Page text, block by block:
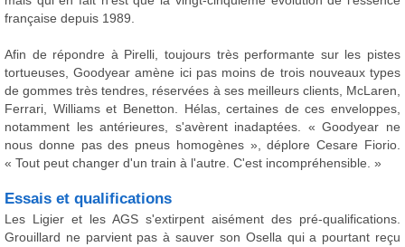
française depuis 1989.
Afin de répondre à Pirelli, toujours très performante sur les pistes
tortueuses, Goodyear amène ici pas moins de trois nouveaux types
de gommes très tendres, réservées à ses meilleurs clients, McLaren,
Ferrari, Williams et Benetton. Hélas, certaines de ces enveloppes,
notamment les antérieures, s'avèrent inadaptées. « Goodyear ne
nous donne pas des pneus homogènes », déplore Cesare Fiorio.
« Tout peut changer d'un train à l'autre. C'est incompréhensible. »
Essais et qualifications
Les Ligier et les AGS s'extirpent aisément des pré-qualifications.
Grouillard ne parvient pas à sauver son Osella qui a pourtant reçu